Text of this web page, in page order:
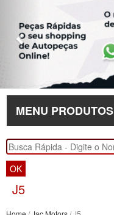
MENU PRODUTOS
OK
J5